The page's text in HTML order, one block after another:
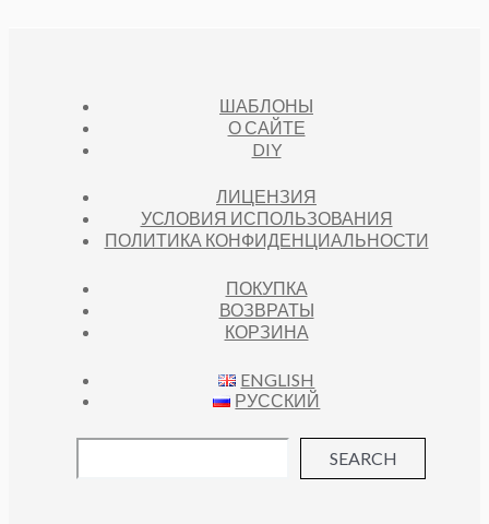
ШАБЛОНЫ
О САЙТЕ
DIY
ЛИЦЕНЗИЯ
УСЛОВИЯ ИСПОЛЬЗОВАНИЯ
ПОЛИТИКА КОНФИДЕНЦИАЛЬНОСТИ
ПОКУПКА
ВОЗВРАТЫ
КОРЗИНА
ENGLISH
РУССКИЙ
SEARCH